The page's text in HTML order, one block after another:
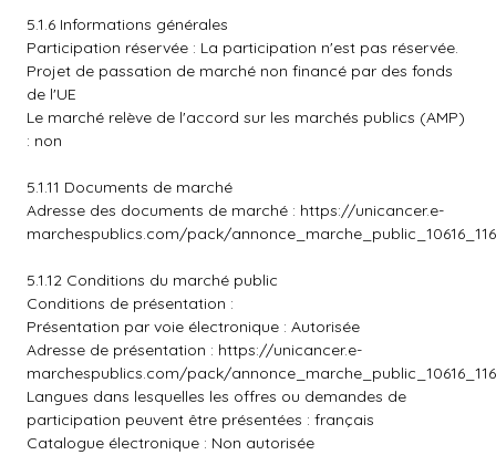
5.1.6 Informations générales
Participation réservée : La participation n'est pas réservée.
Projet de passation de marché non financé par des fonds
de l'UE
Le marché relève de l'accord sur les marchés publics (AMP)
: non
5.1.11 Documents de marché
Adresse des documents de marché : https://unicancer.e-
marchespublics.com/pack/
5.1.12 Conditions du marché public
Conditions de présentation :
Présentation par voie électronique : Autorisée
Adresse de présentation : https://unicancer.e-
marchespublics.com/pack/
Langues dans lesquelles les offres ou demandes de
participation peuvent être présentées : français
Catalogue électronique : Non autorisée